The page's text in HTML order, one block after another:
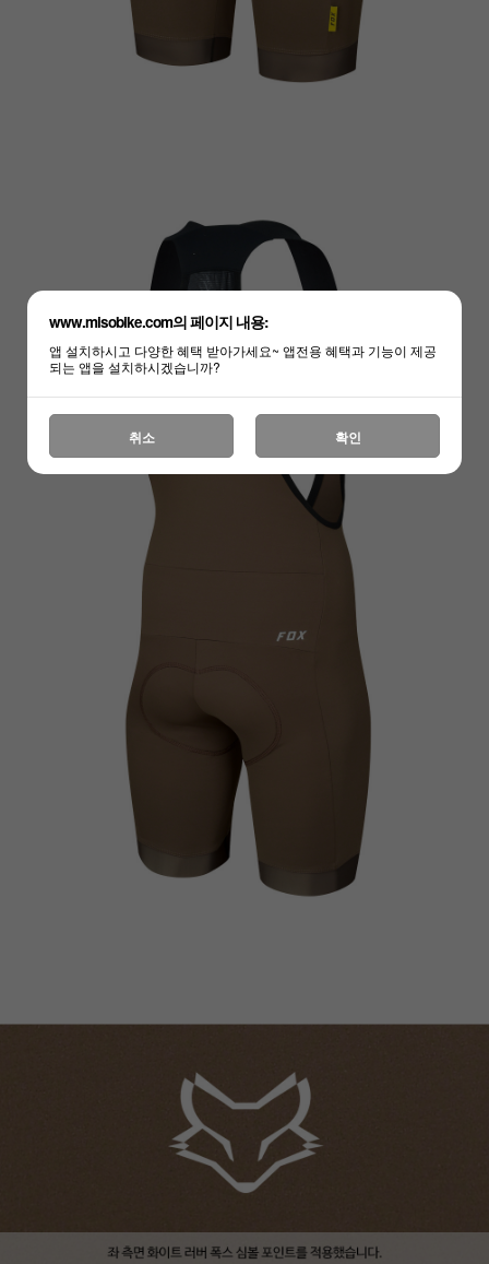
www.misobike.com의 페이지 내용:
앱 설치하시고 다양한 혜택 받아가세요~ 앱전용 혜택과 기능이 제공
되는 앱을 설치하시겠습니까?
취소 확인